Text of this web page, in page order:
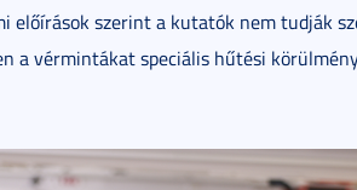
előírások szerint a kutatók nem tudják
a vérmintákat speciális hűtési